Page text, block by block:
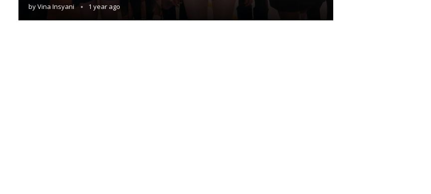
byVina Insyani 1 year ago